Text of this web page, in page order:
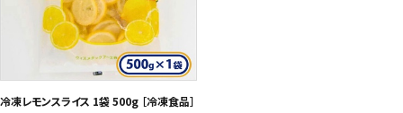
冷凍レモンスライス 1袋 500g ［冷凍食品］